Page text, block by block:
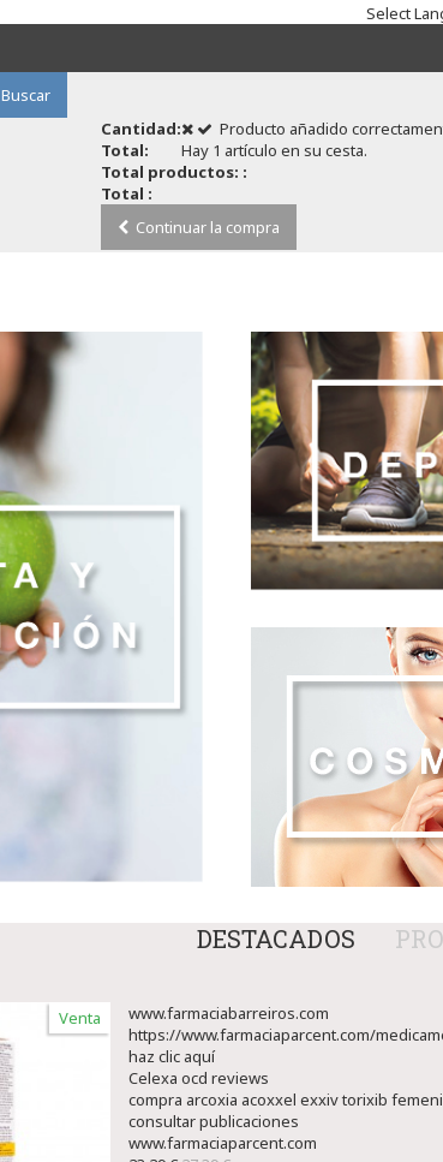
Select
Buscar
Producto añadido
Cantidad:
Total:
Hay 1 artículo en su cesta.
Total productos: :
Total :
Continuar la compra
DESTACADOS
Venta
www.farmaciabarreiros.com
https://www.farmaciaparcent.com/
haz clic aquí
Celexa ocd reviews
compra arcoxia acoxxel exxiv torixib
consultar publicaciones
www.farmaciaparcent.com